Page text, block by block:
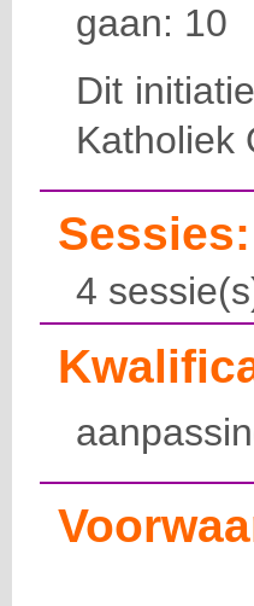
gaan: 10
Dit
Katholiek
Sessies:
4